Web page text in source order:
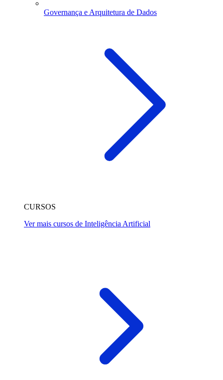
Governança e Arquitetura de Dados
CURSOS
Ver mais cursos de Inteligência Artificial